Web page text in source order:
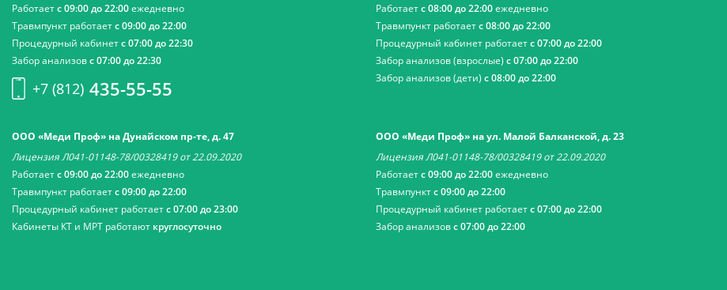
Работаетс 09:00 до 22:00ежедневно
Травмпункт работаетс 09:00 до 22:00
Процедурный кабинетс 07:00 до 22:30
Забор анализовс 07:00 до 22:30
+7 (812) 435-55-55
Работаетс 08:00 до 22:00ежедневно
Травмпункт работаетс 08:00 до 22:00
Процедурный кабинет работаетс 07:00 до 22:00
Забор анализов (взрослые) с 07:00 до 22:00
Забор анализов (дети) с 08:00 до 22:00
ООО «Меди Проф» на Дунайском пр-те, д. 47
Лицензия Л041-01148-78/00328419 от 22.09.2020
Работаетс 09:00 до 22:00ежедневно
Травмпункт работаетс 09:00 до 22:00
Процедурный кабинет работаетс 07:00 до 23:00
Кабинеты КТ и МРТ работают круглосуточно
ООО «Меди Проф» на ул. Малой Балканской, д. 23
Лицензия Л041-01148-78/00328419 от 22.09.2020
Работаетс 09:00 до 22:00ежедневно
Травмпунктс 09:00 до 22:00
Процедурный кабинет работаетс 07:00 до 22:00
Забор анализовс 07:00 до 22:00